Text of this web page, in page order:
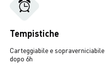
Tempistiche
Carteggiabile e sopraverniciabile
dopo 6h